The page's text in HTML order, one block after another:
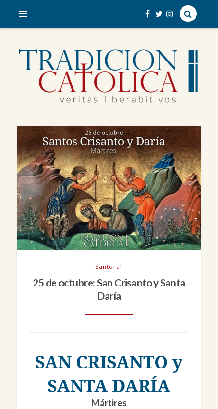
TRADICIÓN CATÓLICA
Santoral
25 de octubre: San Crisanto y Santa
Daría
SAN CRISANTO y
SANTA DARÍA
Mártires